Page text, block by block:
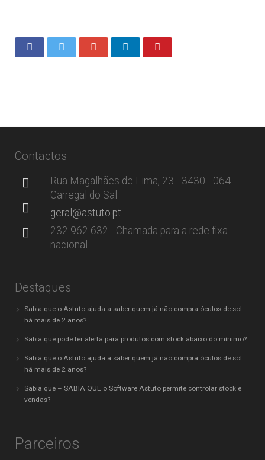
Contactos
Rua Magalhães de Lima, 23 - 3430 - 064
Carregal do Sal
geral@astuto.pt
232 962 632 - Chamada para a rede fixa
nacional
Destaques
Sabia que o Astuto ajuda a saber quem já não compra óculos de sol
há mais de 2 anos?
Sabia que pode ter alerta para produtos com stock abaixo do mínimo?
Sabia que o Astuto ajuda a saber quem já não compra óculos de sol
há mais de 2 anos?
Sabia que – SABIA QUE o Software Astuto permite controlar stock e
vendas?
Parceiros